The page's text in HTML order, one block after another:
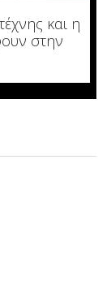
και η
στην